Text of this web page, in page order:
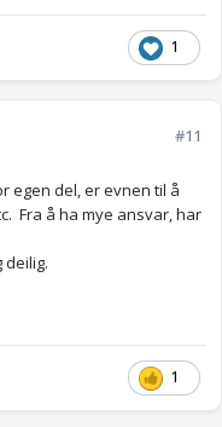
1
#11
egen del, er evnen til å
Fra å ha mye ansvar, har
1